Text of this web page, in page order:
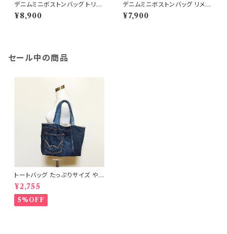
デニムミニボストンバッグ トリコ
ロール リメイクデニム
¥8,900
デニムミニボストンバッグ リメイ
クデニム ボアファスナーポケット
¥7,900
セール中の商品
トートバッグ たっぷりサイズ や
わらかタイプ ポケット付 リメイ
クデニム RD-0014
¥2,755
5%OFF